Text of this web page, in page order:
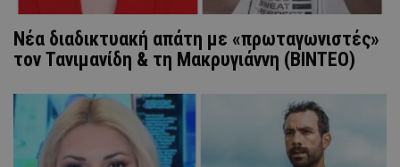
Νέα διαδικτυακή απάτη με «πρωταγωνιστές»
τον Τανιμανίδη & τη Μακρυγιάννη (ΒΙΝΤΕΟ)